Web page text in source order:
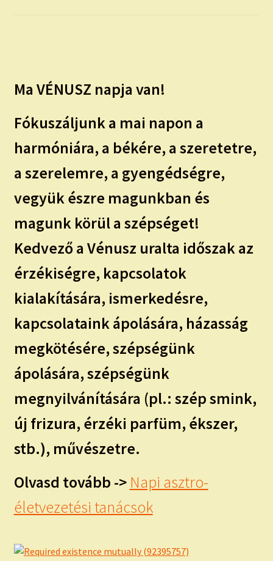
IRATKOZZ FEL A VIDEÓ CSATORNÁNKRA!
TAROT ELEMZÉS MEGRENDELÉSE LIMITÁLT!
AJÁNDÉKOKKAL!
Ma VÉNUSZ napja van!
Fókuszáljunk a mai napon a
harmóniára, a békére, a szeretetre,
a szerelemre, a gyengédségre,
vegyük észre magunkban és
magunk körül a szépséget!
Kedvező a Vénusz uralta időszak az
érzékiségre, kapcsolatok
kialakítására, ismerkedésre,
kapcsolataink ápolására, házasság
megkötésére, szépségünk
ápolására, szépségünk
megnyilvánítására (pl.: szép smink,
új frizura, érzéki parfüm, ékszer,
stb.), művészetre.
Olvasd tovább -> Napi asztro-
életvezetési tanácsok